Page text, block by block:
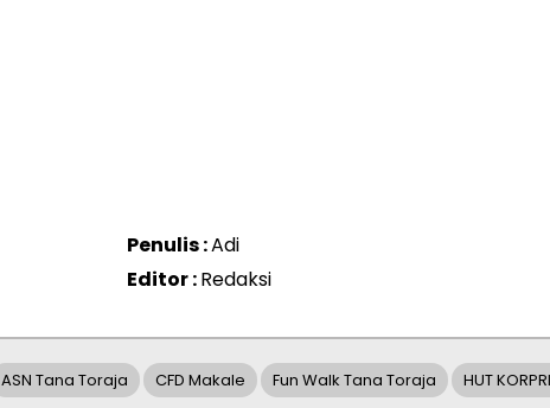
Penulis :Adi
Editor :Redaksi
ASN Tana Toraja CFD Makale Fun Walk Tana Toraja HUT